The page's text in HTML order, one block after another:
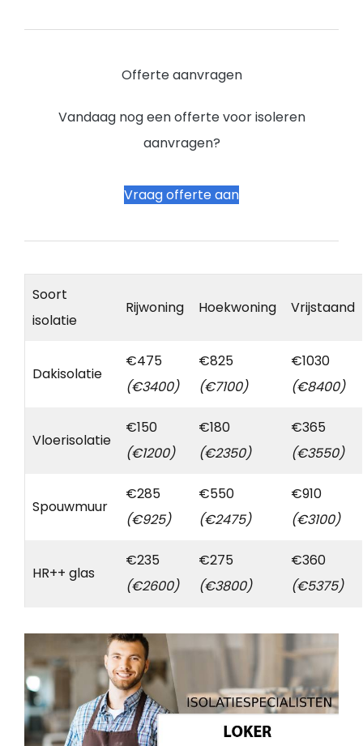
Offerte aanvragen
Vandaag nog een offerte voor isoleren
aanvragen?
Vraag offerte aan
Soort
isolatie
Rijwoning Hoekwoning Vrijstaand
Dakisolatie
€475
(€3400)
€825
(€7100)
€1030
(€8400)
Vloerisolatie
€150
(€1200)
€180
(€2350)
€365
(€3550)
Spouwmuur
€285
(€925)
€550
(€2475)
€910
(€3100)
HR++ glas
€235
(€2600)
€275
(€3800)
€360
(€5375)